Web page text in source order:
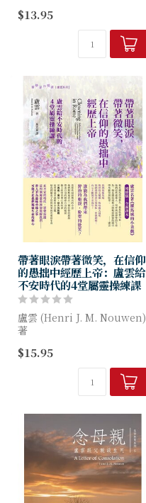
【榮獲2005年第二屆金書獎
「封面設計及裝幀...
$13.95
帶著眼淚帶著微笑，在信仰
的愚拙中經歷上帝：盧雲給
不安時代的4堂屬靈操練課
盧雲 (Henri J. M. Nouwen)
著
（本書中文版前版本名為《羅
馬城的小丑戲：對獨處、獨
身、禱告及默觀之反省》）
$15.95